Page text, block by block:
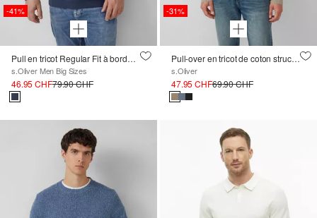
-41%
Pull en tricot Regular Fit à bordures côtelées
s.Oliver Men Big Sizes
46.95 CHF79.90 CHF
-31%
Pull-over en tricot de coton structuré
s.Oliver
47.95 CHF69.90 CHF